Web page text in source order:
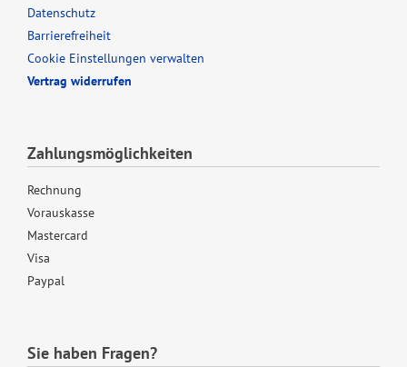
Datenschutz
Barrierefreiheit
Cookie Einstellungen verwalten
Vertrag widerrufen
Zahlungsmöglichkeiten
Rechnung
Vorauskasse
Mastercard
Visa
Paypal
Sie haben Fragen?